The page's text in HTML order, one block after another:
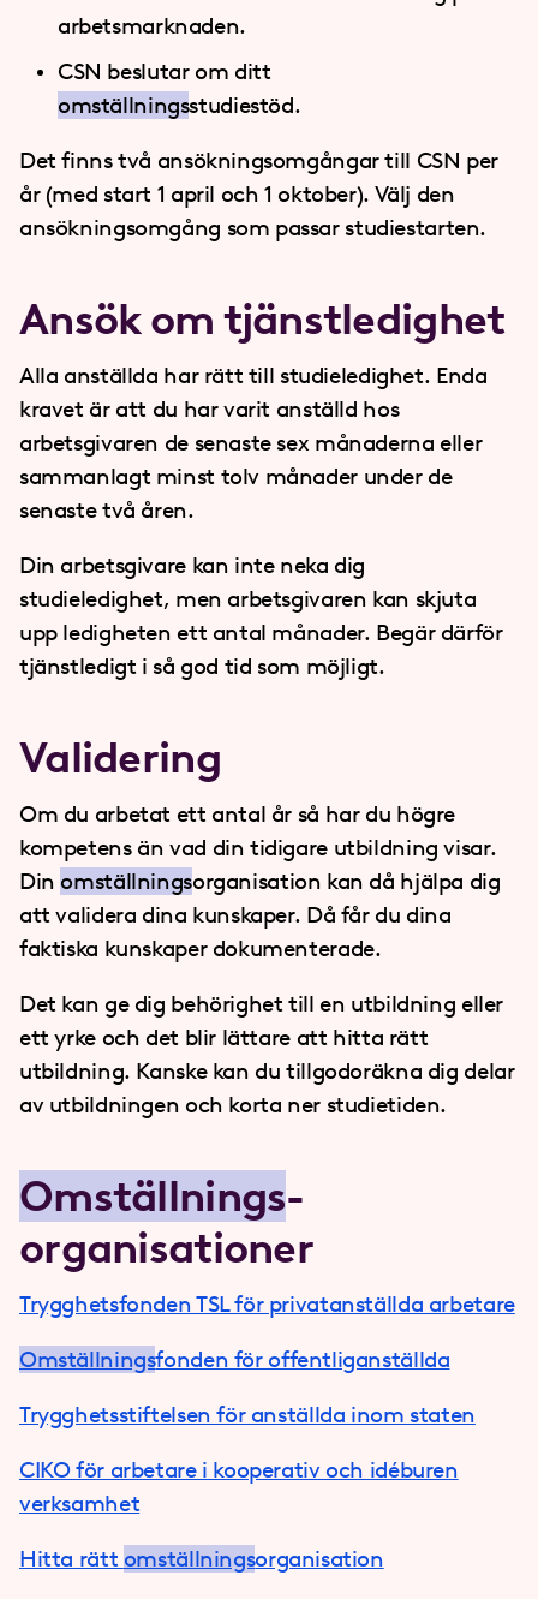
arbetsmarknaden.
CSN beslutar om ditt
omställningsstudiestöd.
Det finns två ansökningsomgångar till CSN per
år (med start 1 april och 1 oktober). Välj den
ansökningsomgång som passar studiestarten.
Ansök om tjänstledighet
Alla anställda har rätt till studieledighet. Enda
kravet är att du har varit anställd hos
arbetsgivaren de senaste sex månaderna eller
sammanlagt minst tolv månader under de
senaste två åren.
Din arbetsgivare kan inte neka dig
studieledighet, men arbetsgivaren kan skjuta
upp ledigheten ett antal månader. Begär därför
tjänstledigt i så god tid som möjligt.
Validering
Om du arbetat ett antal år så har du högre
kompetens än vad din tidigare utbildning visar.
Din omställningsorganisation kan då hjälpa dig
att validera dina kunskaper. Då får du dina
faktiska kunskaper dokumenterade.
Det kan ge dig behörighet till en utbildning eller
ett yrke och det blir lättare att hitta rätt
utbildning. Kanske kan du tillgodoräkna dig delar
av utbildningen och korta ner studietiden.
Omställnings­
organisationer
Trygghetsfonden TSL för privatanställda arbetare
Omställningsfonden för offentliganställda
Trygghetsstiftelsen för anställda inom staten
CIKO för arbetare i kooperativ och idéburen
verksamhet
Hitta rätt omställningsorganisation